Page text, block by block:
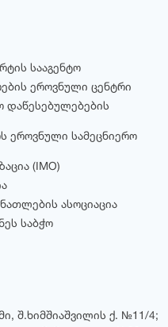
სააგენტო
ეროვნული ცენტრი
დაწესებულებების
ეროვნული სამეცნიერო
(IMO)
ასოციაცია
საბჭო
შ.ხიმშიაშვილის ქ. №11/4;